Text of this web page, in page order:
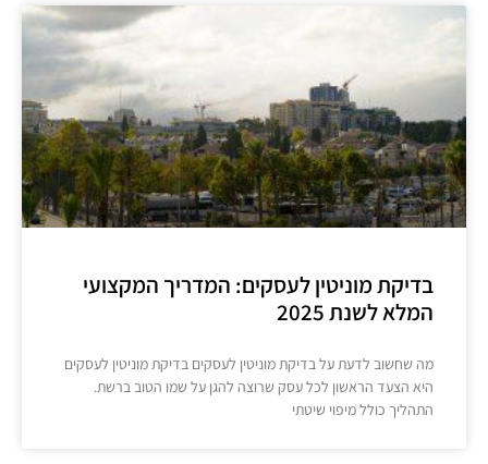
בדיקת מוניטין לעסקים: המדריך המקצועי
המלא לשנת 2025
מה שחשוב לדעת על בדיקת מוניטין לעסקים בדיקת מוניטין לעסקים
היא הצעד הראשון לכל עסק שרוצה להגן על שמו הטוב ברשת.
התהליך כולל מיפוי שיטתי